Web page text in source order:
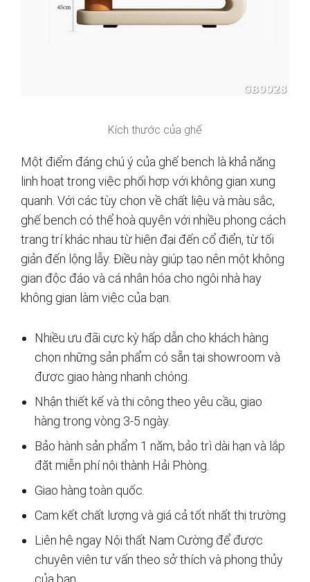
Kích thước của ghế
Một điểm đáng chú ý của ghế bench là khả năng
linh hoạt trong việc phối hợp với không gian xung
quanh. Với các tùy chọn về chất liệu và màu sắc,
ghế bench có thể hoà quyện với nhiều phong cách
trang trí khác nhau từ hiện đại đến cổ điển, từ tối
giản đến lộng lẫy. Điều này giúp tạo nên một không
gian độc đáo và cá nhân hóa cho ngôi nhà hay
không gian làm việc của bạn.
Nhiều ưu đãi cực kỳ hấp dẫn cho khách hàng
chọn những sản phẩm có sẵn tại showroom và
được giao hàng nhanh chóng.
Nhận thiết kế và thi công theo yêu cầu, giao
hàng trong vòng 3-5 ngày.
Bảo hành sản phẩm 1 năm, bảo trì dài hạn và lắp
đặt miễn phí nội thành Hải Phòng.
Giao hàng toàn quốc.
Cam kết chất lượng và giá cả tốt nhất thị trường
Liên hệ ngay Nội thất Nam Cường để được
chuyên viên tư vấn theo sở thích và phong thủy
của bạn.